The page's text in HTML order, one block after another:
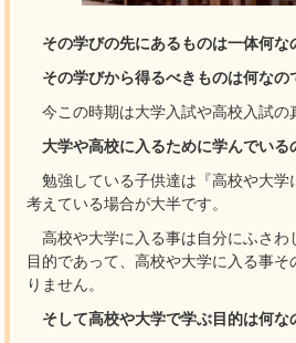
その学びの先にあるものは一体何な
その学びから得るべきものは何なの
今この時期は大学入試や高校入試の
大学や高校に入るために学んでいる
勉強している子供達は『高校や大学
考えている場合が大半です。
高校や大学に入る事は自分にふさ
目的であって、高校や大学に入る事
りません。
そして高校や大学で学ぶ目的は何な